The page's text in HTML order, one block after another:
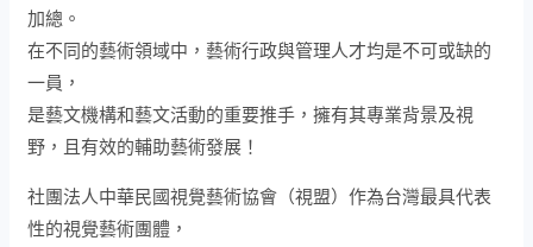
加總。
在不同的藝術領域中，藝術行政與管理人才均是不可或缺的
一員，
是藝文機構和藝文活動的重要推手，擁有其專業背景及視
野，且有效的輔助藝術發展！
社團法人中華民國視覺藝術協會（視盟）作為台灣最具代表
性的視覺藝術團體，